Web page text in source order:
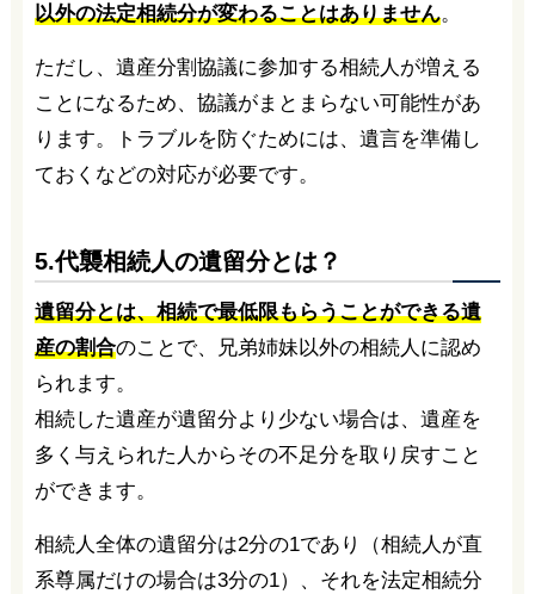
以外の法定相続分が変わることはありません。
ただし、遺産分割協議に参加する相続人が増える
ことになるため、協議がまとまらない可能性があ
ります。トラブルを防ぐためには、遺言を準備し
ておくなどの対応が必要です。
5.代襲相続人の遺留分とは？
遺留分とは、相続で最低限もらうことができる遺
産の割合のことで、兄弟姉妹以外の相続人に認め
られます。
相続した遺産が遺留分より少ない場合は、遺産を
多く与えられた人からその不足分を取り戻すこと
ができます。
相続人全体の遺留分は2分の1であり（相続人が直
系尊属だけの場合は3分の1）、それを法定相続分